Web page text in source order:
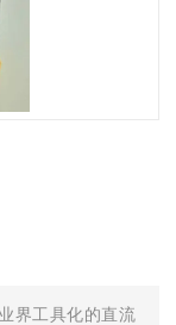
界工具化的直流